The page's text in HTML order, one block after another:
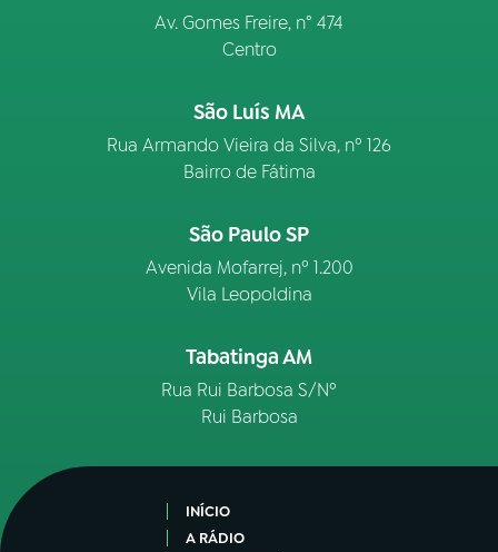
Av. Gomes Freire, n° 474
Centro
São Luís MA
Rua Armando Vieira da Silva, nº 126
Bairro de Fátima
São Paulo SP
Avenida Mofarrej, nº 1.200
Vila Leopoldina
Tabatinga AM
Rua Rui Barbosa S/Nº
Rui Barbosa
INÍCIO
A RÁDIO